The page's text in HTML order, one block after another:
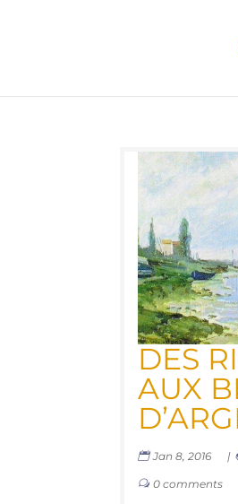
DES
AUX
Jan 8, 2016 |
0 comments